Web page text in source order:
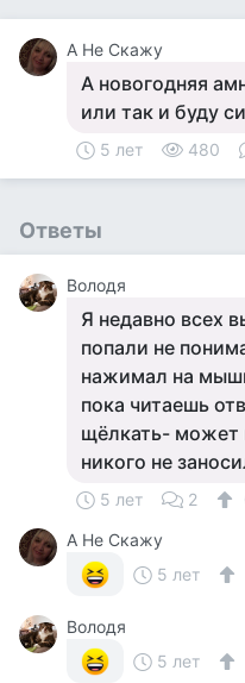
А Не Скажу
А новогодняя
или так и буду
5 лет 480
Ответы
Володя
Я недавно всех
попали не
нажимал на
пока читаешь
щёлкать- может
никого не
5 лет 2
А Не Скажу
5 лет
Володя
5 лет